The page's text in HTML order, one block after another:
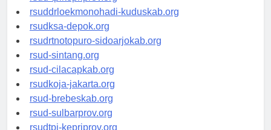
rsud-tpikepriprov.org
rsuddrloekmonohadi-kuduskab.org
rsudksa-depok.org
rsudrtnotopuro-sidoarjokab.org
rsud-sintang.org
rsud-cilacapkab.org
rsudkoja-jakarta.org
rsud-brebeskab.org
rsud-sulbarprov.org